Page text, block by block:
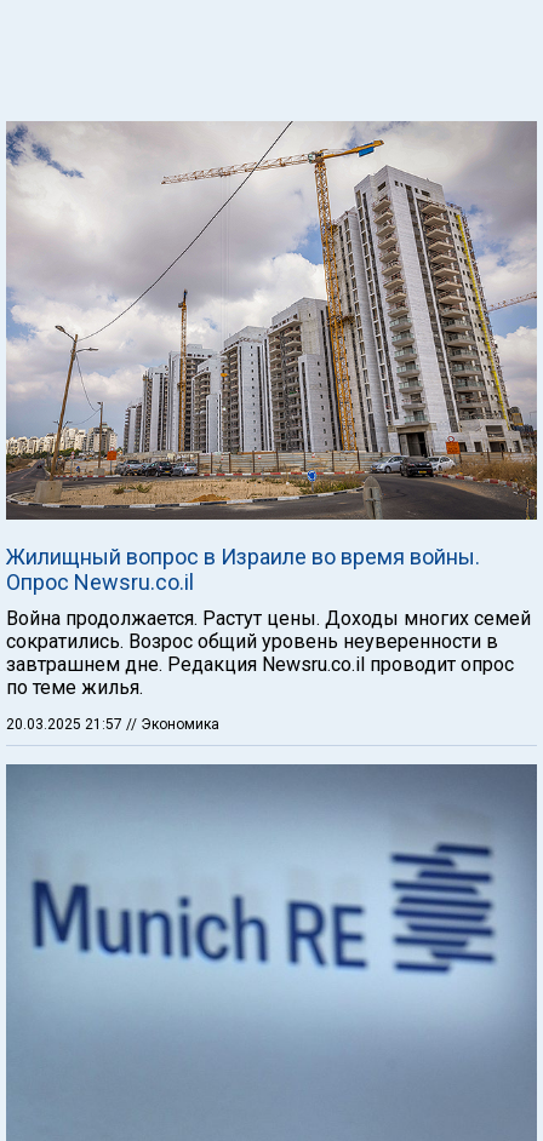
Жилищный вопрос в Израиле во время войны.
Опрос Newsru.co.il
Война продолжается. Растут цены. Доходы многих семей
сократились. Возрос общий уровень неуверенности в
завтрашнем дне. Редакция Newsru.co.il проводит опрос
по теме жилья.
20.03.2025 21:57 // Экономика